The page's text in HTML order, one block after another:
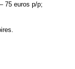
75 euros p/p;